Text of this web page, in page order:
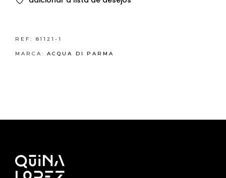
REF: 81121-1
MARCA:ACQUA DI PARMA